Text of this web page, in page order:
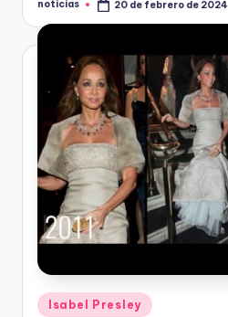
Publicado
noticias 20 de febrero de 2024
Publicado
Isabel Presley